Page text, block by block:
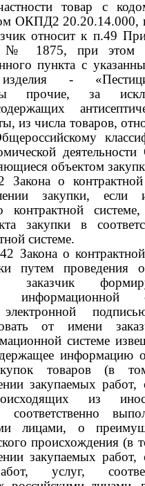
товар с
ОКПД2 20.20.14.000,
относит к п.49
№ 1875, при этом
пункта с
-
прочие, за
из числа товаров,
объектом
о контрактной
закупки, если
контрактной
закупки в
системе.
Закона о
путем проведения
заказчик
информационной
от имени
системе
информацию
товаров (в
закупаемых работ,
из
соответственно
лицами, о
происхождения (в
закупаемых работ,
услуг,